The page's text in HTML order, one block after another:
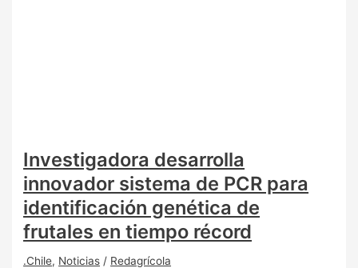
Investigadora desarrolla
innovador sistema de PCR para
identificación genética de
frutales en tiempo récord
.Chile, Noticias / Redagrícola